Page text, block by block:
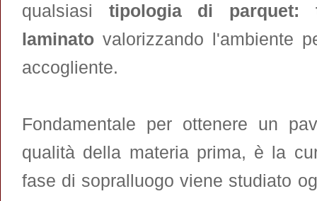
qualsiasi tipologia di parquet:
laminato valorizzando l'ambiente
accogliente.
Fondamentale per ottenere un
qualità della materia prima, è la
fase di sopralluogo viene studiato